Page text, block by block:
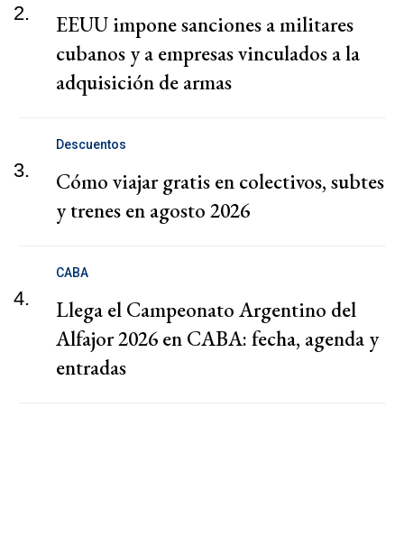
2.
EEUU impone sanciones a militares
cubanos y a empresas vinculados a la
adquisición de armas
3.
Descuentos
Cómo viajar gratis en colectivos, subtes
y trenes en agosto 2026
4.
CABA
Llega el Campeonato Argentino del
Alfajor 2026 en CABA: fecha, agenda y
entradas